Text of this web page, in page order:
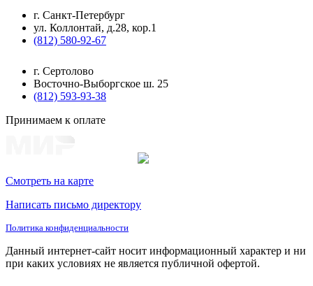
г. Санкт-Петербург
ул. Коллонтай, д.28, кор.1
(812) 580-92-67
г. Сертолово
Восточно-Выборгское ш. 25
(812) 593-93-38
Принимаем к оплате
Смотреть на карте
Написать письмо директору
Политика конфиденциальности
Данный интернет-сайт носит информационный характер и ни
при каких условиях не является публичной офертой.